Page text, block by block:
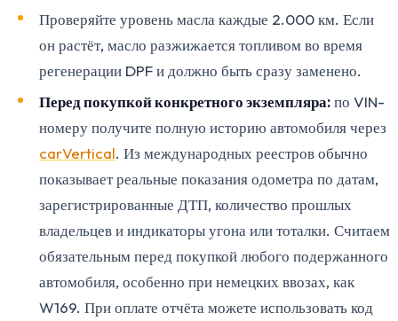
Проверяйте уровень масла каждые 2.000 км. Если
он растёт, масло разжижается топливом во время
регенерации DPF и должно быть сразу заменено.
Перед покупкой конкретного экземпляра:по VIN-
номеру получите полную историю автомобиля через
carVertical. Из международных реестров обычно
показывает реальные показания одометра по датам,
зарегистрированные ДТП, количество прошлых
владельцев и индикаторы угона или тоталки. Считаем
обязательным перед покупкой любого подержанного
автомобиля, особенно при немецких ввозах, как
W169. При оплате отчёта можете использовать код